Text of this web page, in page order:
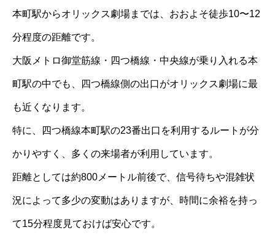
本町駅からオリックス劇場までは、おおよそ徒歩10〜12
分程度の距離です。
大阪メトロ御堂筋線・四つ橋線・中央線が乗り入れる本
町駅の中でも、四つ橋線側の出口がオリックス劇場に最
も近くなります。
特に、四つ橋線本町駅の23番出口を利用するルートが分
かりやすく、多くの来場者が利用しています。
距離としては約800メートル前後で、信号待ちや混雑状
況によって多少の変動はありますが、時間に余裕を持っ
て15分程度見ておけば安心です。